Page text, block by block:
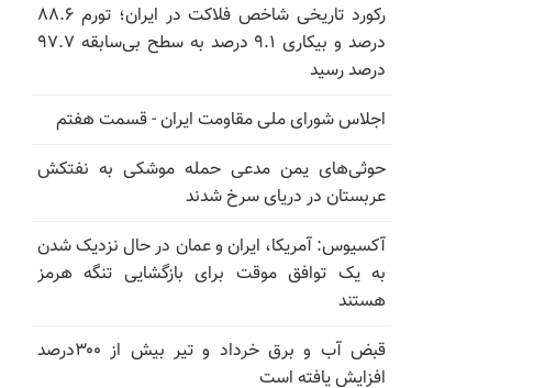
رکورد تاریخی شاخص فلاکت در ایران؛ تورم ۸۸.۶
درصد و بیکاری ۹.۱ درصد به سطح بی‌سابقه ۹۷.۷
درصد رسید
اجلاس شورای ملی مقاومت ایران - قسمت هفتم
حوثی‌های یمن مدعی حمله موشکی به نفتکش
عربستان در دریای سرخ شدند
آکسیوس: آمریکا، ایران و عمان در حال نزدیک شدن
به یک توافق موقت برای بازگشایی تنگه هرمز
هستند
قبض آب و برق خرداد و تیر بیش از ۳۰۰درصد
افزایش یافته است